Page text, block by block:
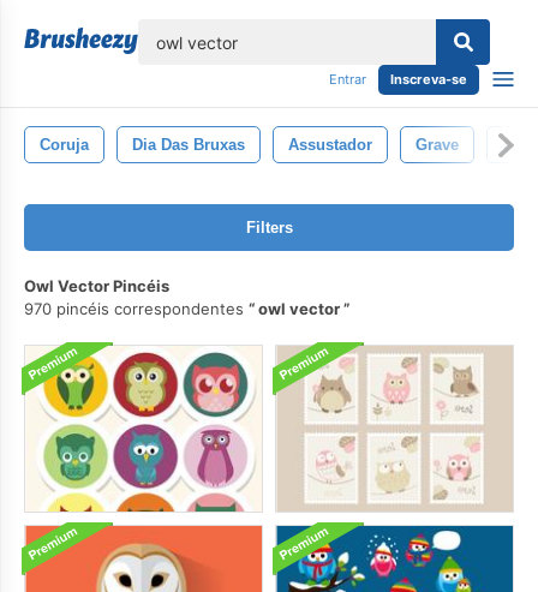
Entrar Inscreva-se
Coruja Dia Das Bruxas Assustador Grave
Filters
Owl Vector Pincéis
970 pincéis correspondentes
owl vector